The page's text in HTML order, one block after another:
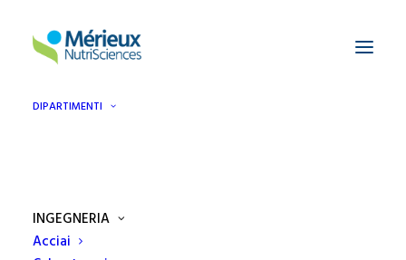
DIPARTIMENTI
INGEGNERIA
Acciai
MUD E PIANO GESTIONE